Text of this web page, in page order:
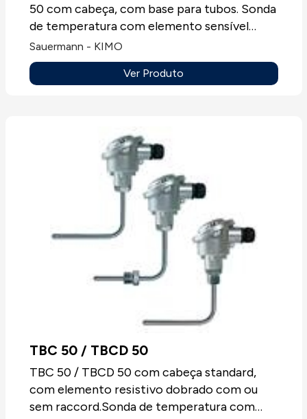
50 com cabeça, com base para tubos. Sonda
de temperatura com elemento sensível
PT100, PT100 ou NTC, entre outras,
especialmente concebida para tubos,
montagem para conduta ou bainhas, sempre
Sauermann - KIMO
Ver Produto
TBC 50 / TBCD 50
TBC 50 / TBCD 50 com cabeça standard,
com elemento resistivo dobrado com ou
sem raccord.Sonda de temperatura com